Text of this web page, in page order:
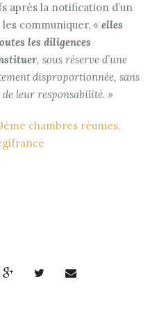
après la notification d’un
communiquer, « elles
les diligences
, sous réserve d’une
disproportionnée, sans
de leur responsabilité. »
chambres réunies,